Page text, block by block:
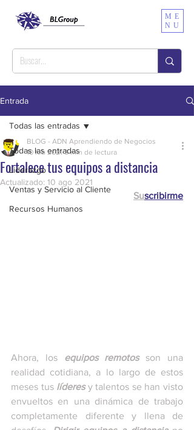
ME
NU
Entrada
Todas las entradas
Liderazgo
Ventas y Servicio al Cliente
Recursos Humanos
Todas las entradas
Fortalece tus equipos a distancia
BLOG - ADN Aprendiendo de Negocios
10 feb 2021 3 min de lectura
Actualizado: 10 ago 2021
Suscribirme
Ahora, los equipos remotos son una
realidad cotidiana, a lo largo de estos
meses tus líderes y talentos se han visto
envueltos en una dinámica de trabajo
completamente diferente y llena de